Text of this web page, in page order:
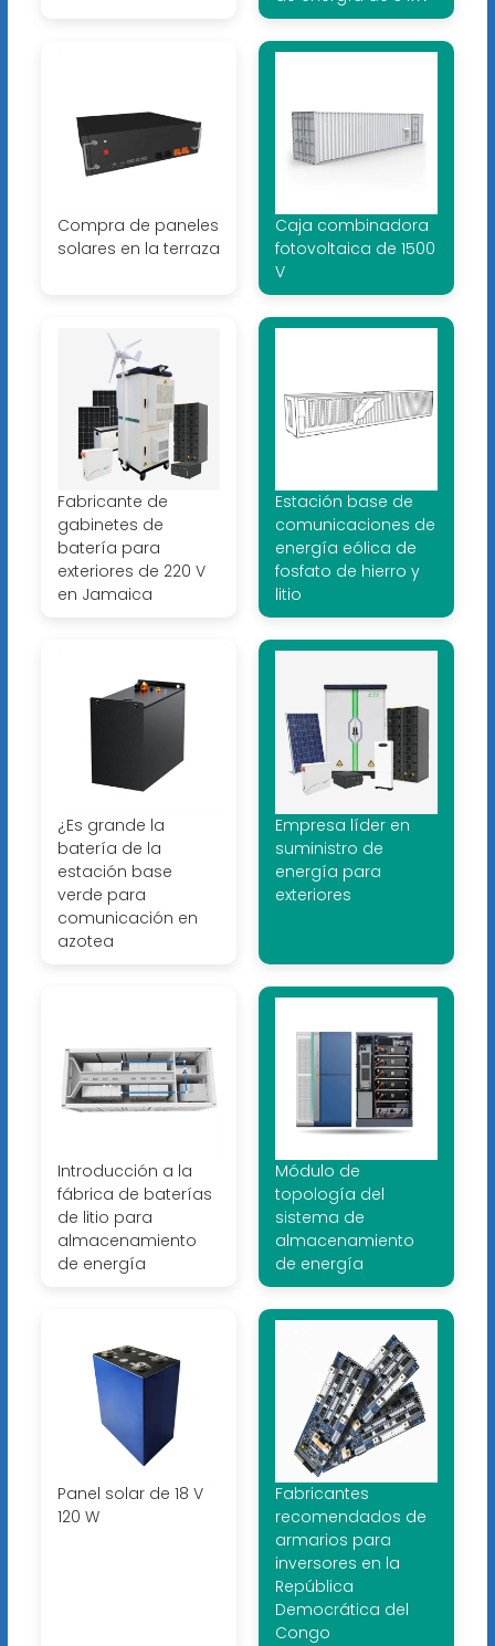
Compra de paneles
solares en la terraza
Caja combinadora
fotovoltaica de 1500
V
Fabricante de
gabinetes de
batería para
exteriores de 220 V
en Jamaica
Estación base de
comunicaciones de
energía eólica de
fosfato de hierro y
litio
¿Es grande la
batería de la
estación base
verde para
comunicación en
azotea
Empresa líder en
suministro de
energía para
exteriores
Introducción a la
fábrica de baterías
de litio para
almacenamiento
de energía
Módulo de
topología del
sistema de
almacenamiento
de energía
Panel solar de 18 V
120 W
Fabricantes
recomendados de
armarios para
inversores en la
República
Democrática del
Congo